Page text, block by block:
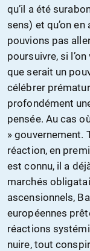
qu’il a été
sens) et qu’on
pouvions pas
poursuivre, si
que serait un
célébrer
profondément
pensée. Au cas
» gouvernement.
réaction, en
est connu, il a
marchés
ascensionnels,
européennes
réactions
nuire, tout